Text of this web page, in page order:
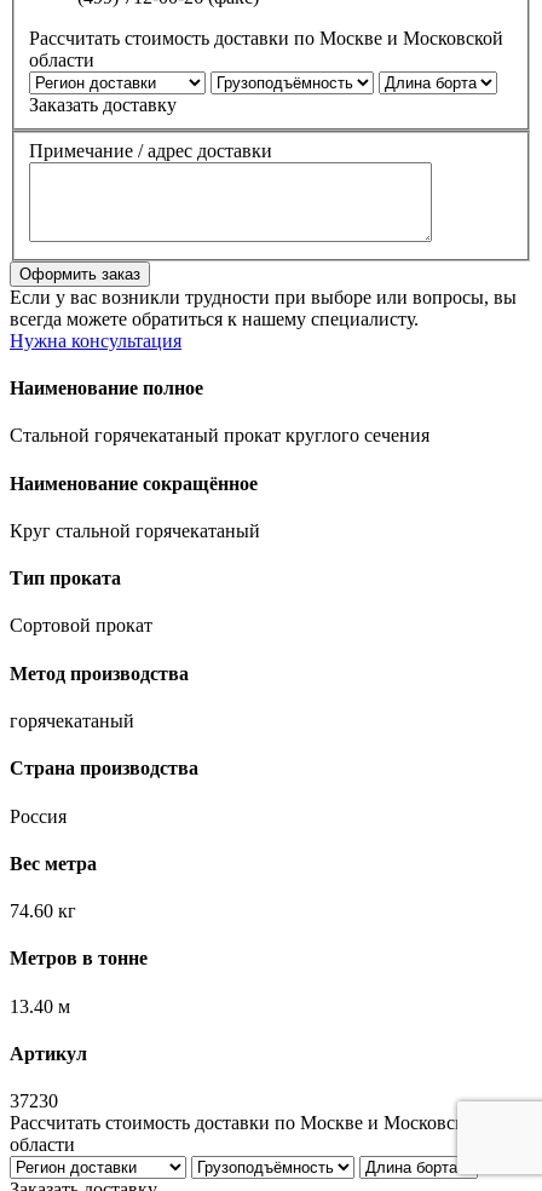
Рассчитать стоимость доставки по Москве и Московской
области
Заказать доставку
Примечание / адрес доставки
Если у вас возникли трудности при выборе или вопросы, вы
всегда можете обратиться к нашему специалисту.
Нужна консультация
Наименование полное
Стальной горячекатаный прокат круглого сечения
Наименование сокращённое
Круг стальной горячекатаный
Тип проката
Сортовой прокат
Метод производства
горячекатаный
Страна производства
Россия
Вес метра
74.60 кг
Метров в тонне
13.40 м
Артикул
37230
Рассчитать стоимость доставки по Москве и Московской
области